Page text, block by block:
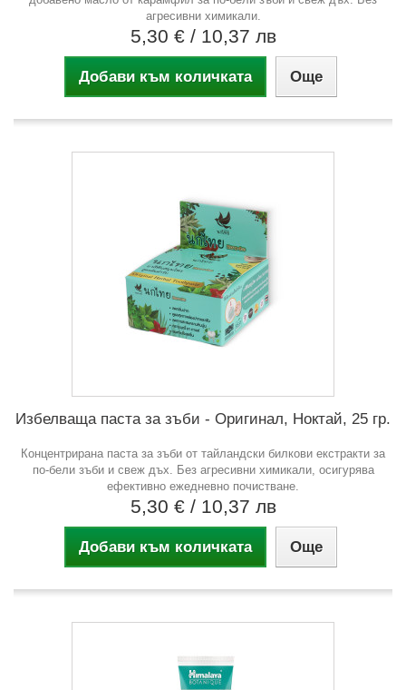
агресивни химикали.
5,30 € / 10,37 лв
Добави към количката Още
Избелваща паста за зъби - Оригинал, Ноктай, 25 гр.
Концентрирана паста за зъби от тайландски билкови екстракти за
по-бели зъби и свеж дъх. Без агресивни химикали, осигурява
ефективно ежедневно почистване.
5,30 € / 10,37 лв
Добави към количката Още